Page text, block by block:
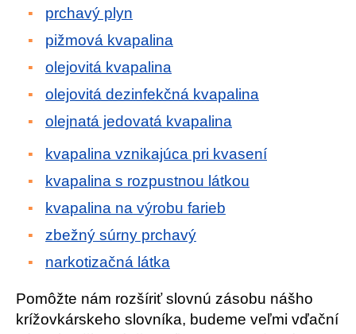
prchavý plyn
pižmová kvapalina
olejovitá kvapalina
olejovitá dezinfekčná kvapalina
olejnatá jedovatá kvapalina
kvapalina vznikajúca pri kvasení
kvapalina s rozpustnou látkou
kvapalina na výrobu farieb
zbežný súrny prchavý
narkotizačná látka
Pomôžte nám rozšíriť slovnú zásobu nášho
krížovkárskeho slovníka, budeme veľmi vďační